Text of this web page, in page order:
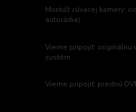
Montáž cúvacej kamery:
autorádia)
Vieme pripojiť: originálnu
systém
Vieme pripojiť: prednú